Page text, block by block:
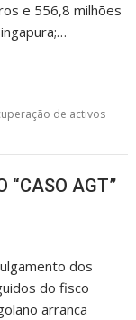
e 556,8 milhões
de activos
“CASO AGT”
dos
do fisco
arranca